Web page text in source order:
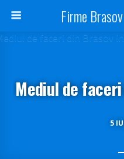
Firme
5
Mediul de